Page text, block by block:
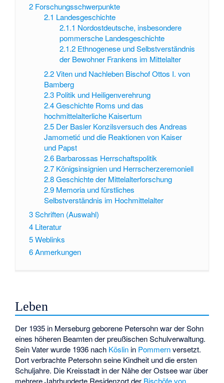
2 Forschungsschwerpunkte
2.1 Landesgeschichte
2.1.1 Nordostdeutsche, insbesondere
pommersche Landesgeschichte
2.1.2 Ethnogenese und Selbstverständnis
der Bewohner Frankens im Mittelalter
2.2 Viten und Nachleben Bischof Ottos I. von
Bamberg
2.3 Politik und Heiligenverehrung
2.4 Geschichte Roms und das
hochmittelalterliche Kaisertum
2.5 Der Basler Konzilsversuch des Andreas
Jamometić und die Reaktionen von Kaiser
und Papst
2.6 Barbarossas Herrschaftspolitik
2.7 Königsinsignien und Herrscherzeremoniell
2.8 Geschichte der Mittelalterforschung
2.9 Memoria und fürstliches
Selbstverständnis im Hochmittelalter
3Schriften (Auswahl)
4 Literatur
5Weblinks
6Anmerkungen
Leben
Der 1935 in Merseburg geborene Petersohn war der Sohn
eines höheren Beamten der preußischen Schulverwaltung.
Sein Vater wurde 1936 nach Köslin in Pommernversetzt.
Dort verbrachte Petersohn seine Kindheit und die ersten
Schuljahre. Die Kreisstadt in der Nähe der Ostsee war über
mehrere Jahrhunderte Residenzort der Bischöfe von